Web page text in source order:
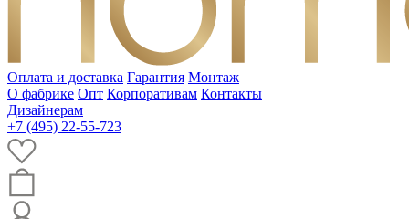
Оплата и доставка Гарантия Монтаж
О фабрике Опт Корпоративам Контакты
Дизайнерам
+7 (495) 22-55-723